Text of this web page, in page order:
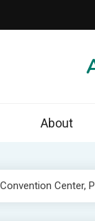
About
Center,